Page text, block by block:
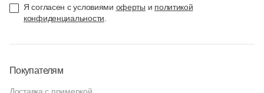
Я согласен с условиями оферты и политикой
конфиденциальности
Покупателям